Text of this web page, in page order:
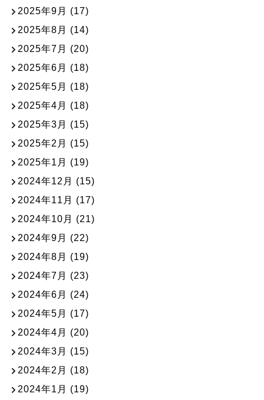
2025年9月 (17)
2025年8月 (14)
2025年7月 (20)
2025年6月 (18)
2025年5月 (18)
2025年4月 (18)
2025年3月 (15)
2025年2月 (15)
2025年1月 (19)
2024年12月 (15)
2024年11月 (17)
2024年10月 (21)
2024年9月 (22)
2024年8月 (19)
2024年7月 (23)
2024年6月 (24)
2024年5月 (17)
2024年4月 (20)
2024年3月 (15)
2024年2月 (18)
2024年1月 (19)